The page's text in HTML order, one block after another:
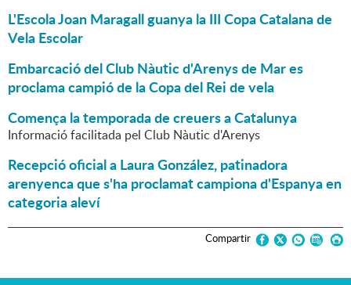
L'Escola Joan Maragall guanya la III Copa Catalana de
Vela Escolar
Embarcació del Club Nàutic d'Arenys de Mar es
proclama campió de la Copa del Rei de vela
Comença la temporada de creuers a Catalunya
Informació facilitada pel Club Nàutic d'Arenys
Recepció oficial a Laura González, patinadora
arenyenca que s'ha proclamat campiona d'Espanya en
categoria aleví
Compartir